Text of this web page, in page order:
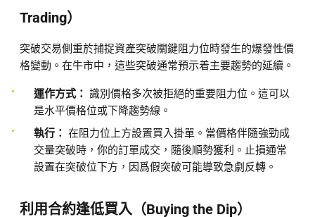
Trading）
突破交易側重於捕捉資產突破關鍵阻力位時發生的爆發性價
格變動。在牛市中，這些突破通常預示着主要趨勢的延續。
運作方式： 識別價格多次被拒絕的重要阻力位。這可以
是水平價格位或下降趨勢線。
執行： 在阻力位上方設置買入掛單。當價格伴隨強勁成
交量突破時，你的訂單成交，隨後順勢獲利。止損通常
設置在突破位下方，因爲假突破可能導致急劇反轉。
利用合約逢低買入（Buying the Dip）